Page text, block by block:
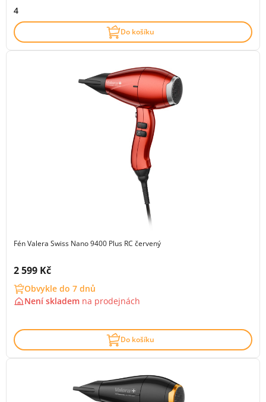
4
Do košíku
Fén Valera Swiss Nano 9400 Plus RC červený
Cena s DPH:
2 599 Kč
Obvykle do 7 dnů
Není skladem na prodejnách
Do košíku